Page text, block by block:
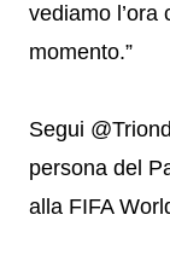
vediamo l’ora
momento.”
Segui
persona del
alla FIFA